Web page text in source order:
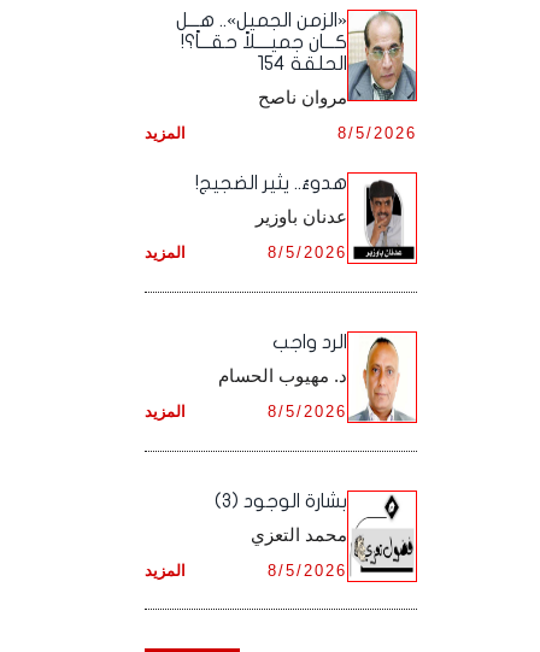
أرشيف شهر نـوفـمـبـر ,
أرشيف شهر ديـسـمـبـر ,
أرشيف شهر أكـتـوبـر ,
أرشيف شهر نـوفـمـبـر ,
أرشيف شهر ديـسـمـبـر ,
أرشيف شهر سـبـتـمـبـر ,
أرشيف شهر أكـتـوبـر ,
أرشيف شهر نـوفـمـبـر ,
أرشيف شهر ديـسـمـبـر ,
«الزمن الجميل».. هـــل
كـــان جميــــلاً حقـــاً؟!
الحلقة 154
مروان ناصح
المزيد 8/5/2026
هدوءٌ.. يثير الضجيج!
عدنان باوزير
المزيد 8/5/2026
الرد واجب
د. مهيوب الحسام
المزيد 8/5/2026
بشارة الوجود (3)
محمد التعزي
المزيد 8/5/2026